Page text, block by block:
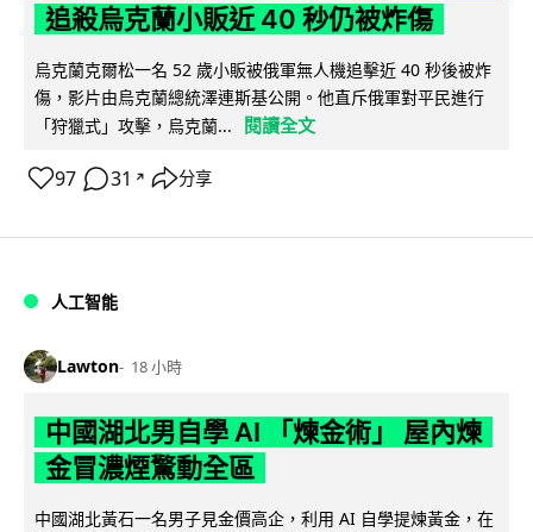
追殺烏克蘭小販近 40 秒仍被炸傷
烏克蘭克爾松一名 52 歲小販被俄軍無人機追擊近 40 秒後被炸
傷，影片由烏克蘭總統澤連斯基公開。他直斥俄軍對平民進行
「狩獵式」攻擊，烏克蘭...
閱讀全文
97 31 ↗ 分享
人工智能
Lawton 18 小時
中國湖北男自學 AI 「煉金術」 屋內煉
金冒濃煙驚動全區
中國湖北黃石一名男子見金價高企，利用 AI 自學提煉黃金，在